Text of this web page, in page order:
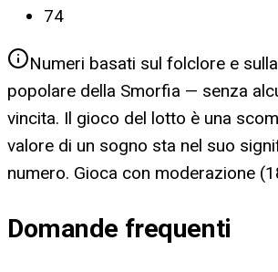
74
Numeri basati sul folclore e
popolare della Smorfia — senza
vincita. Il gioco del lotto è una
valore di un sogno sta nel suo
numero. Gioca con moderazione
Domande frequenti